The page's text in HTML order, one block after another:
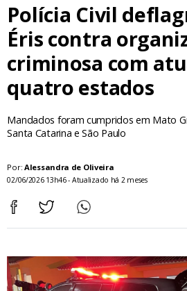
Polícia Civil
Éris contra
criminosa com
quatro estados
Mandados foram cumpridos em Mato
Santa Catarina e São Paulo
Por: Alessandra de Oliveira
02/06/2026 13h46 - Atualizado há 2 meses